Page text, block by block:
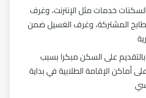
خدمات مثل الإنترنت، وغرف
المشتركة، وغرف الغسيل ضمن
على السكن مبكرا بسبب
أماكن الإقامة الطلابية في بداية